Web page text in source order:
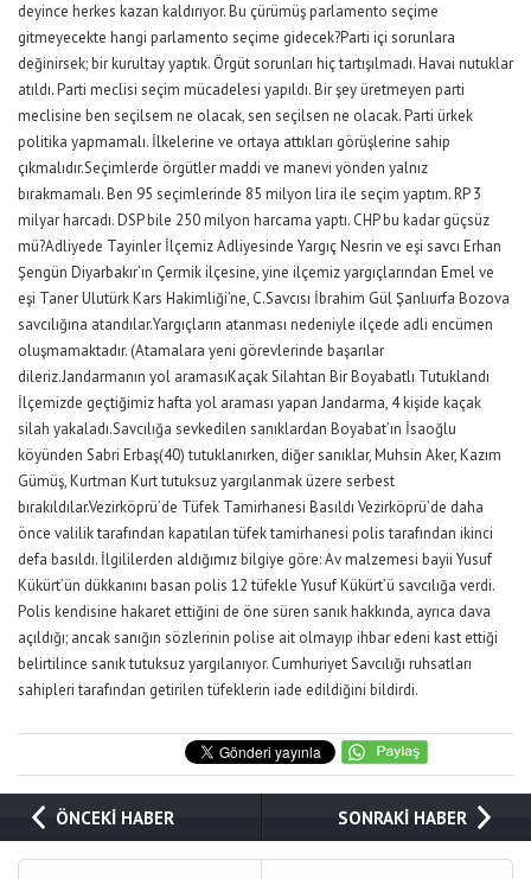
deyince herkes kazan kaldırıyor. Bu çürümüş parlamento seçime
gitmeyecekte hangi parlamento seçime gidecek?Parti içi sorunlara
değinirsek; bir kurultay yaptık. Örgüt sorunları hiç tartışılmadı. Havai nutuklar
atıldı. Parti meclisi seçim mücadelesi yapıldı. Bir şey üretmeyen parti
meclisine ben seçilsem ne olacak, sen seçilsen ne olacak. Parti ürkek
politika yapmamalı. İlkelerine ve ortaya attıkları görüşlerine sahip
çıkmalıdır.Seçimlerde örgütler maddi ve manevi yönden yalnız
bırakmamalı. Ben 95 seçimlerinde 85 milyon lira ile seçim yaptım. RP 3
milyar harcadı. DSP bile 250 milyon harcama yaptı. CHP bu kadar güçsüz
mü?Adliyede Tayinler İlçemiz Adliyesinde Yargıç Nesrin ve eşi savcı Erhan
Şengün Diyarbakır’ın Çermik ilçesine, yine ilçemiz yargıçlarından Emel ve
eşi Taner Ulutürk Kars Hakimliği’ne, C.Savcısı İbrahim Gül Şanlıurfa Bozova
savcılığına atandılar.Yargıçların atanması nedeniyle ilçede adli encümen
oluşmamaktadır. (Atamalara yeni görevlerinde başarılar
dileriz.Jandarmanın yol aramasıKaçak Silahtan Bir Boyabatlı Tutuklandı
İlçemizde geçtiğimiz hafta yol araması yapan Jandarma, 4 kişide kaçak
silah yakaladı.Savcılığa sevkedilen sanıklardan Boyabat’ın İsaoğlu
köyünden Sabri Erbaş(40) tutuklanırken, diğer sanıklar, Muhsin Aker, Kazım
Gümüş, Kurtman Kurt tutuksuz yargılanmak üzere serbest
bırakıldılar.Vezirköprü’de Tüfek Tamirhanesi Basıldı Vezirköprü’de daha
önce valilik tarafından kapatılan tüfek tamirhanesi polis tarafından ikinci
defa basıldı. İlgililerden aldığımız bilgiye göre: Av malzemesi bayii Yusuf
Kükürt’ün dükkanını basan polis 12 tüfekle Yusuf Kükürt’ü savcılığa verdi.
Polis kendisine hakaret ettiğini de öne süren sanık hakkında, ayrıca dava
açıldığı; ancak sanığın sözlerinin polise ait olmayıp ihbar edeni kast ettiği
belirtilince sanık tutuksuz yargılanıyor. Cumhuriyet Savcılığı ruhsatları
sahipleri tarafından getirilen tüfeklerin iade edildiğini bildirdi.
ÖNCEKİ HABER SONRAKİ HABER